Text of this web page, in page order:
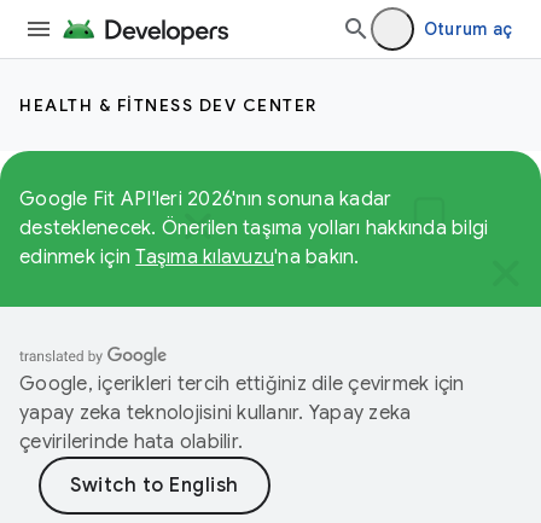
Oturum aç
HEALTH & FITNESS DEV CENTER
Google Fit API'leri 2026'nın sonuna kadar
desteklenecek. Önerilen taşıma yolları hakkında bilgi
edinmek içinTaşıma kılavuzu'na bakın.
Google, içerikleri tercih ettiğiniz dile çevirmek için
yapay zeka teknolojisini kullanır. Yapay zeka
çevirilerinde hata olabilir.